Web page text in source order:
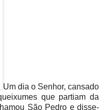
Um dia o Senhor, cansado
que partiam da
São Pedro e disse-